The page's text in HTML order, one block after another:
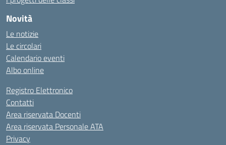
Novità
Le notizie
Le circolari
Calendario eventi
Albo online
Registro Elettronico
Contatti
Area riservata Docenti
Area riservata Personale ATA
Privacy